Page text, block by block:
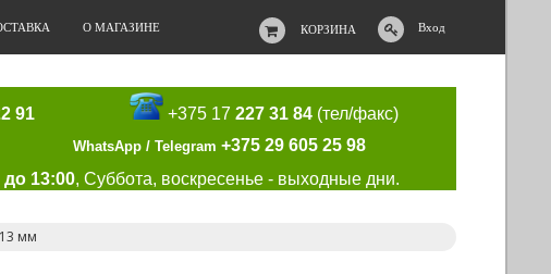
КОРЗИНА Вход
О МАГАЗИНЕ
91 +375 17227 31 84 (тел/факс)
WhatsApp / Telegram +375 29 605 25 98
до 13:00, Суббота, воскресенье - выходные дни.
мм